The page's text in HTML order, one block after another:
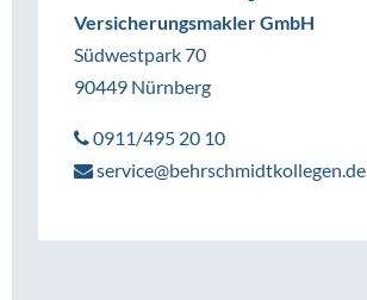
Versicherungsmakler GmbH
Südwestpark 70
90449 Nürnberg
0911/495 20 10
service@behrschmidtkollegen.de